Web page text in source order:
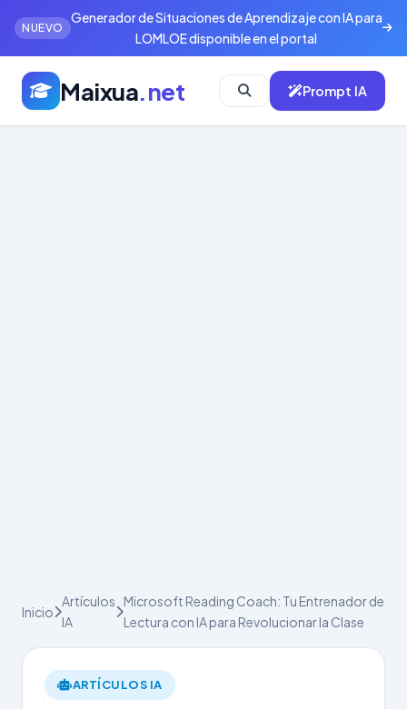
NUEVO
Generador de Situaciones de Aprendizaje con IA para
LOMLOE disponible en el portal
Maixua.net Prompt IA
Inicio
Artículos
IA
Microsoft Reading Coach: Tu Entrenador de
Lectura con IA para Revolucionar la Clase
ARTÍCULOS IA